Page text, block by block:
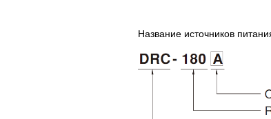
Название источников